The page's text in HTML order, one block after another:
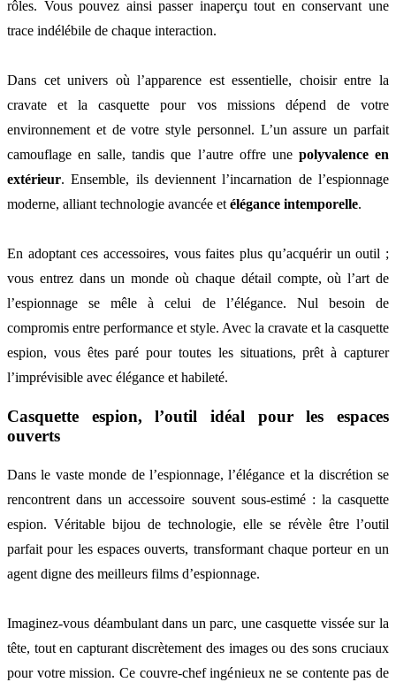
rôles. Vous pouvez ainsi passer inaperçu tout en conservant une
trace indélébile de chaque interaction.
Dans cet univers où l’apparence est essentielle, choisir entre la
cravate et la casquette pour vos missions dépend de votre
environnement et de votre style personnel. L’un assure un parfait
camouflage en salle, tandis que l’autre offre une polyvalence en
extérieur. Ensemble, ils deviennent l’incarnation de l’espionnage
moderne, alliant technologie avancée et élégance intemporelle.
En adoptant ces accessoires, vous faites plus qu’acquérir un outil ;
vous entrez dans un monde où chaque détail compte, où l’art de
l’espionnage se mêle à celui de l’élégance. Nul besoin de
compromis entre performance et style. Avec la cravate et la casquette
espion, vous êtes paré pour toutes les situations, prêt à capturer
l’imprévisible avec élégance et habileté.
Casquette espion, l’outil idéal pour les espaces
ouverts
Dans le vaste monde de l’espionnage, l’élégance et la discrétion se
rencontrent dans un accessoire souvent sous-estimé : la casquette
espion. Véritable bijou de technologie, elle se révèle être l’outil
parfait pour les espaces ouverts, transformant chaque porteur en un
agent digne des meilleurs films d’espionnage.
Imaginez-vous déambulant dans un parc, une casquette vissée sur la
tête, tout en capturant discrètement des images ou des sons cruciaux
pour votre mission. Ce couvre-chef ingénieux ne se contente pas de